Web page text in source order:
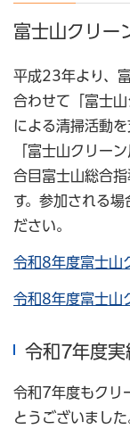
富士山クリー
平成23年より、
合わせて「富士
による清掃活動を
「富士山クリー
合目富士山総合
す。参加される
ださい。
令和8年度富士山
令和8年度富士山
令和7年度実
令和7年度もクリ
とうございました